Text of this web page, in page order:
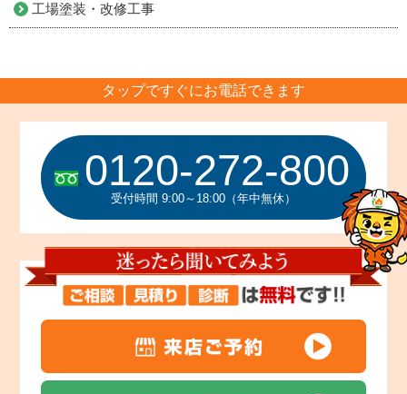
工場塗装・改修工事
タップですぐにお電話できます
0120-272-800
受付時間 9:00～18:00（年中無休）